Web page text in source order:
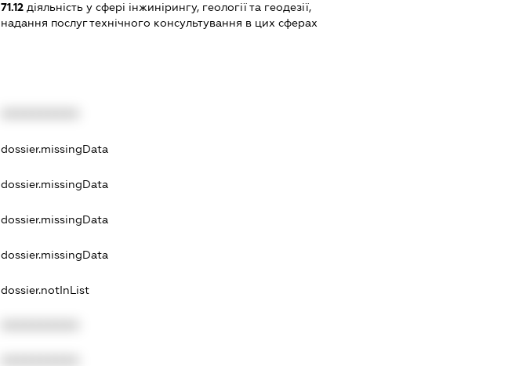
71.12 діяльність у сфері інжинірингу, геології та геодезії,
надання послуг технічного консультування в цих сферах
dossier.missingData
dossier.missingData
dossier.missingData
dossier.missingData
dossier.notInList